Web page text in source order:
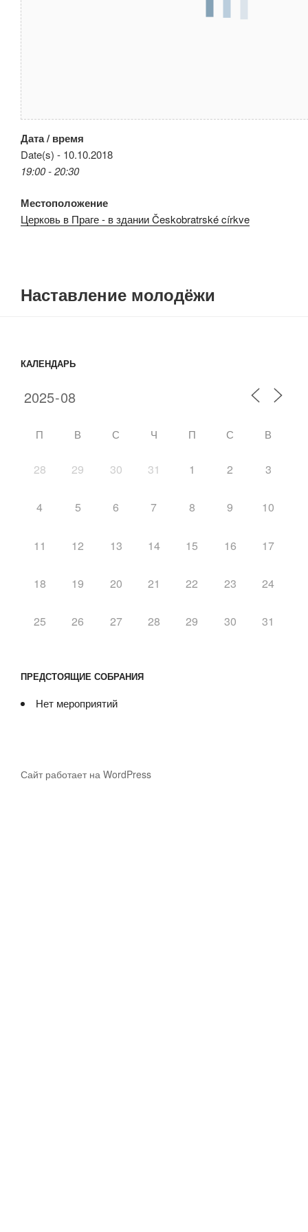
Дата / время
Date(s) - 10.10.2018
19:00 - 20:30
Местоположение
Церковь в Праге - в здании Českobratrské církve
Наставление молодёжи
КАЛЕНДАРЬ
П В С Ч П С В
28 29 30 31 1 2 3
4 5 6 7 8 9 10
11 12 13 14 15 16 17
18 19 20 21 22 23 24
25 26 27 28 29 30 31
ПРЕДСТОЯЩИЕ СОБРАНИЯ
Нет мероприятий
Сайт работает на WordPress